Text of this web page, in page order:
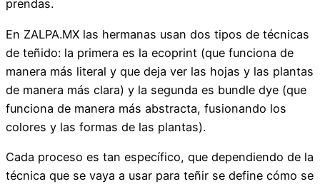
prendas.
En ZALPA.MX las hermanas usan dos tipos de técnicas
de teñido: la primera es la ecoprint (que funciona de
manera más literal y que deja ver las hojas y las plantas
de manera más clara) y la segunda es bundle dye (que
funciona de manera más abstracta, fusionando los
colores y las formas de las plantas).
Cada proceso es tan específico, que dependiendo de la
técnica que se vaya a usar para teñir se define cómo se